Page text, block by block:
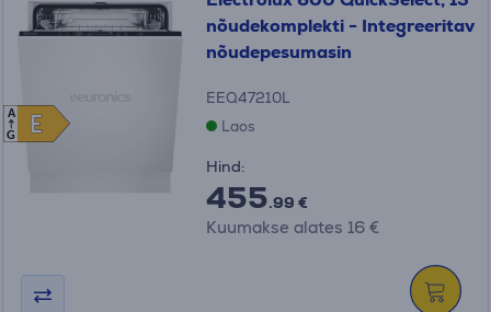
E
E
A
G
nõudekomplekti - Integreeritav
nõudepesumasin
EEQ47210L
Laos
Hind:
455.99 €
Kuumakse alates 16 €